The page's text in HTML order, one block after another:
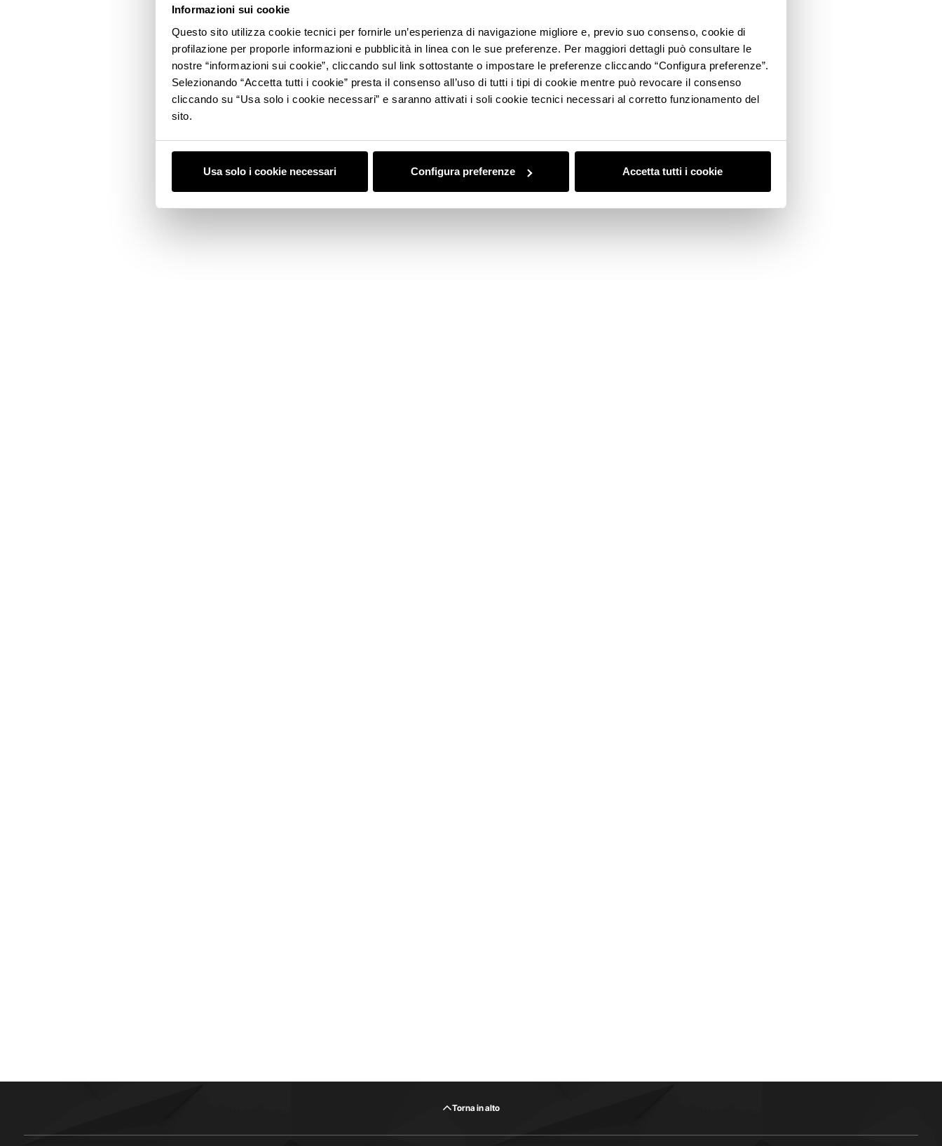
Informazioni sui cookie
Questo sito utilizza cookie tecnici per fornirle un’esperienza di navigazione migliore e, previo suo consenso, cookie di
profilazione per proporle informazioni e pubblicità in linea con le sue preferenze. Per maggiori dettagli può consultare le
nostre “informazioni sui cookie”, cliccando sul link sottostante o impostare le preferenze cliccando “Configura preferenze”.
Selezionando “Accetta tutti i cookie” presta il consenso all’uso di tutti i tipi di cookie mentre può revocare il consenso
cliccando su “Usa solo i cookie necessari” e saranno attivati i soli cookie tecnici necessari al corretto funzionamento del
sito.
Usa solo i cookie necessari Configura preferenze Accetta tutti i cookie
Torna in alto